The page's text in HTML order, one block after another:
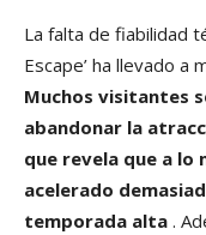
La falta de fiabilidad
Escape’ ha llevado
Muchos visitantes
abandonar la
que revela que a lo
acelerado
temporada alta .